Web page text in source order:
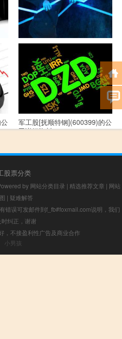
军工股[华自科技](300490)的公
司详细资料
军工股[抚顺特钢](600399)的公
司详细资料
股票分类
by 网站分类目录 | 精选推荐文章 | 网站
| 疑难解答
错误可发邮件到f_fb#foxmail.com说明，我们
时纠正，谢谢
，不接盈利性广告及商业合作
小男孩